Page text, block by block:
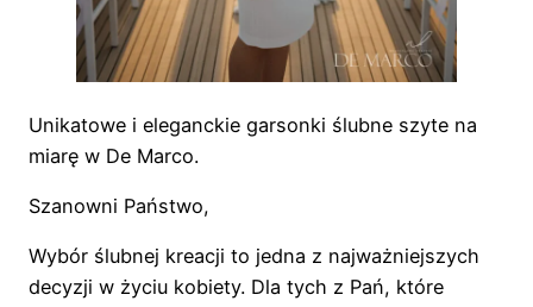
Unikatowe i eleganckie garsonki ślubne szyte na
miarę w De Marco.
Szanowni Państwo,
Wybór ślubnej kreacji to jedna z najważniejszych
decyzji w życiu kobiety. Dla tych z Pań, które